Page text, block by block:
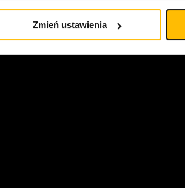
Zmień ustawienia